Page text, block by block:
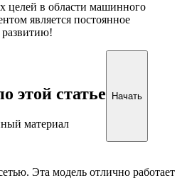
целей в области машинного
является постоянное
этой статье
материал
Начать
Эта модель отлично работает